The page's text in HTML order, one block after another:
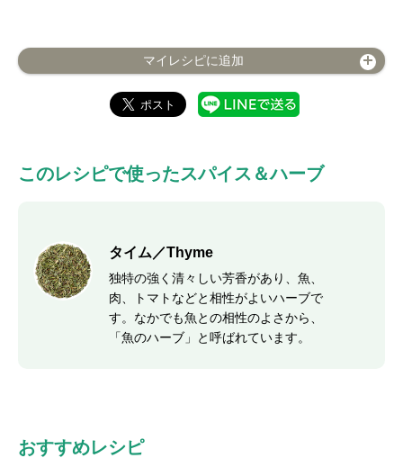
マイレシピに追加
このレシピで使ったスパイス＆ハーブ
タイム／Thyme
独特の強く清々しい芳香があり、魚、
肉、トマトなどと相性がよいハーブで
す。なかでも魚との相性のよさから、
「魚のハーブ」と呼ばれています。
おすすめレシピ